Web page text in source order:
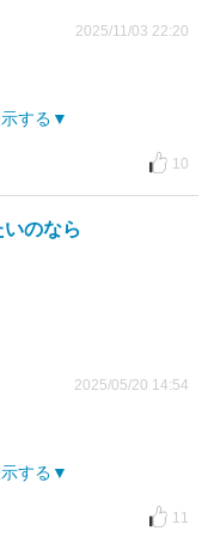
2025/11/03 22:20
する
10
のなら
2025/05/20 14:54
する
11